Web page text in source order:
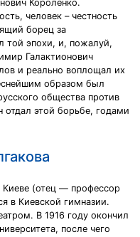
Короленко.
человек – честность
борец за
той эпохи, и, пожалуй,
Галактионович
и реально воплощал их
образом был
общества против
этой борьбе, годами
Киеве (отец — профессор
в Киевской гимназии.
В 1916 году окончил
после чего